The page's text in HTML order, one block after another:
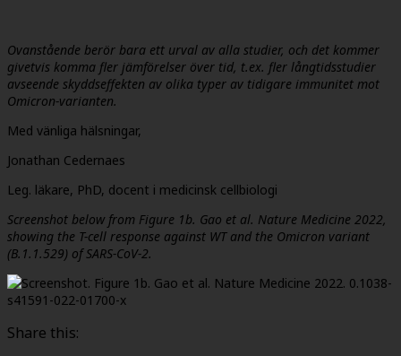
Ovanstående berör bara ett urval av alla studier, och det kommer
givetvis komma fler jämförelser över tid, t.ex. fler långtidsstudier
avseende skyddseffekten av olika typer av tidigare immunitet mot
Omicron-varianten.
Med vänliga hälsningar,
Jonathan Cedernaes
Leg. läkare, PhD, docent i medicinsk cellbiologi
Screenshot below from Figure 1b. Gao et al. Nature Medicine 2022,
showing the T-cell response against WT and the Omicron variant
(B.1.1.529) of SARS-CoV-2.
Share this: